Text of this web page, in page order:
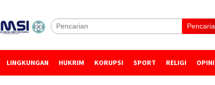
LINGKUNGAN HUKRIM KORUPSI SPORT RELIGI OPINI